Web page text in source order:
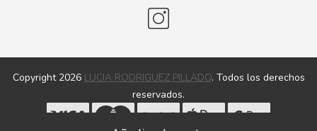
Copyright 2026 LUCIA RODRIGUEZ PILLADO. Todos los derechos
reservados.